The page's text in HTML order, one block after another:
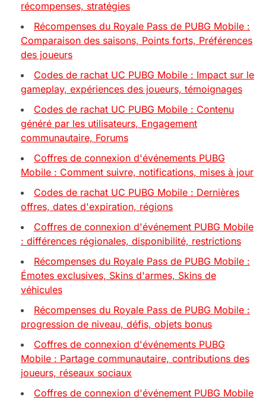
récompenses, stratégies
Récompenses du Royale Pass de PUBG Mobile :
Comparaison des saisons, Points forts, Préférences
des joueurs
Codes de rachat UC PUBG Mobile : Impact sur le
gameplay, expériences des joueurs, témoignages
Codes de rachat UC PUBG Mobile : Contenu
généré par les utilisateurs, Engagement
communautaire, Forums
Coffres de connexion d'événements PUBG
Mobile : Comment suivre, notifications, mises à jour
Codes de rachat UC PUBG Mobile : Dernières
offres, dates d'expiration, régions
Coffres de connexion d'événement PUBG Mobile
: différences régionales, disponibilité, restrictions
Récompenses du Royale Pass de PUBG Mobile :
Émotes exclusives, Skins d'armes, Skins de
véhicules
Récompenses du Royale Pass de PUBG Mobile :
progression de niveau, défis, objets bonus
Coffres de connexion d'événements PUBG
Mobile : Partage communautaire, contributions des
joueurs, réseaux sociaux
Coffres de connexion d'événement PUBG Mobile